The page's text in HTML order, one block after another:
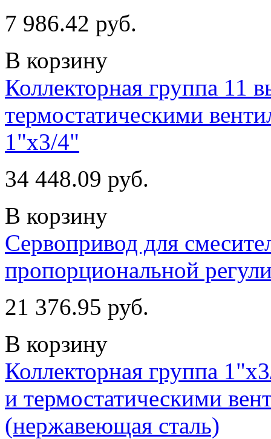
7 986.42 руб.
В корзину
Коллекторная группа 11
термостатическими
1"х3/4"
34 448.09 руб.
В корзину
Сервопривод для
пропорциональной
21 376.95 руб.
В корзину
Коллекторная группа
и термостатическими
(нержавеющая сталь)